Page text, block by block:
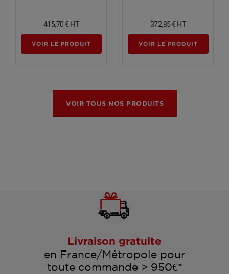
415,70 € HT
VOIR LE PRODUIT
372,85 € HT
VOIR LE PRODUIT
VOIR TOUS NOS PRODUITS
Livraison gratuite
en France/Métropole pour
toute commande > 950€*